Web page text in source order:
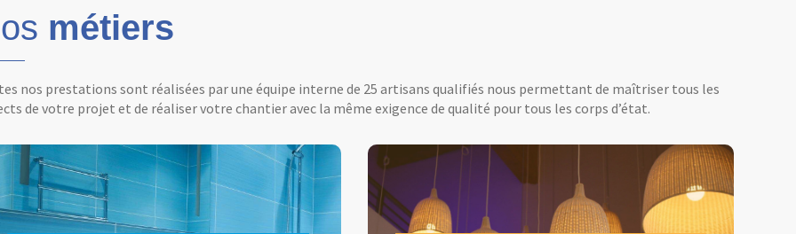
métiers
nos prestations sont réalisées par une équipe interne de 25 artisans qualifiés nous permettant de maîtriser tous les
de votre projet et de réaliser votre chantier avec la même exigence de qualité pour tous les corps d’état.